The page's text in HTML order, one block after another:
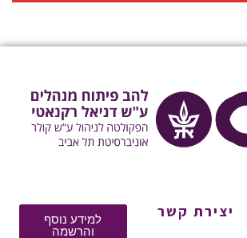
יצירת קשר
למידע נוסף
והרשמה